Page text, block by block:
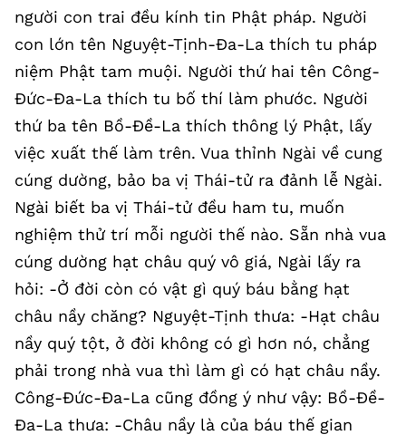
người con trai đều kính tin Phật pháp. Người
con lớn tên Nguyệt-Tịnh-Đa-La thích tu pháp
niệm Phật tam muội. Người thứ hai tên Công-
Đức-Đa-La thích tu bố thí làm phước. Người
thứ ba tên Bồ-Đề-La thích thông lý Phật, lấy
việc xuất thế làm trên. Vua thỉnh Ngài về cung
cúng dường, bảo ba vị Thái-tử ra đảnh lễ Ngài.
Ngài biết ba vị Thái-tử đều ham tu, muốn
nghiệm thử trí mỗi người thế nào. Sẵn nhà vua
cúng dường hạt châu quý vô giá, Ngài lấy ra
hỏi: -Ở đời còn có vật gì quý báu bằng hạt
châu nầy chăng? Nguyệt-Tịnh thưa: -Hạt châu
nầy quý tột, ở đời không có gì hơn nó, chẳng
phải trong nhà vua thì làm gì có hạt châu nầy.
Công-Đức-Đa-La cũng đồng ý như vậy: Bồ-Đề-
Đa-La thưa: -Châu nầy là của báu thế gian